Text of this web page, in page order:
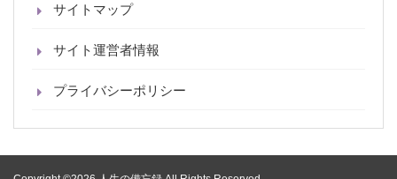
サイトマップ
サイト運営者情報
プライバシーポリシー